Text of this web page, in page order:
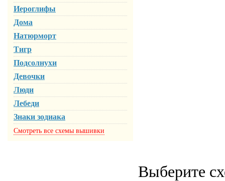
Иероглифы
Дома
Натюрморт
Тигр
Подсолнухи
Девочки
Люди
Лебеди
Знаки зодиака
Смотреть все схемы вышивки
Выберите